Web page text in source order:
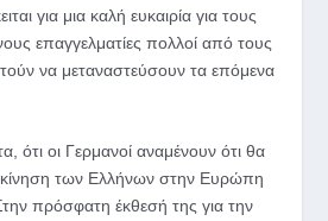
για μια καλή ευκαιρία για τους
επαγγελματίες πολλοί από τους
να μεταναστεύσουν τα επόμενα
ότι οι Γερμανοί αναμένουν ότι θα
των Ελλήνων στην Ευρώπη
πρόσφατη έκθεσή της για την